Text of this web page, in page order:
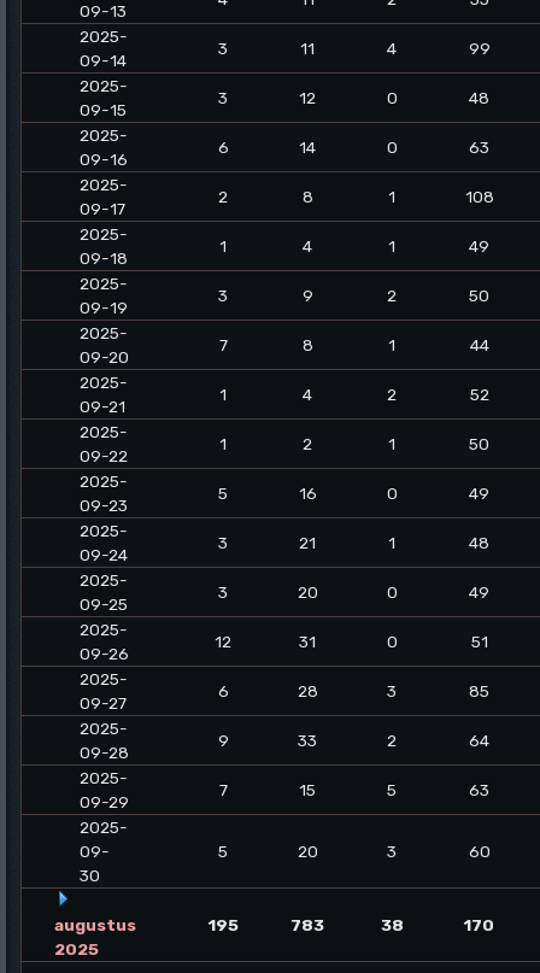
09-13
2025-
09-14
3 11 4
99
2025-
09-15
3 12 0
48
2025-
09-16
6 14 0
63
2025-
09-17
2 8 1
108
2025-
09-18
1 4 1
49
2025-
09-19
3 9 2
50
2025-
09-20
7 8 1
44
2025-
09-21
1 4 2
52
2025-
09-22
1 2 1
50
2025-
09-23
5 16 0
49
2025-
09-24
3 21 1
48
2025-
09-25
3 20 0
49
2025-
09-26
12 31 0
51
2025-
09-27
6 28 3
85
2025-
09-28
9 33 2
64
2025-
09-29
7 15 5
63
2025-
09-
30
5 20 3 60
augustus
2025
195 783 38 170